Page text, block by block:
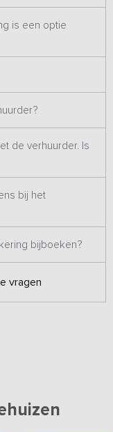
is een optie
de verhuurder. Is
bij het
bijboeken?
vragen